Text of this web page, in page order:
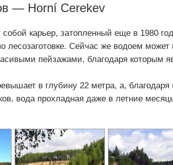
— Horní Cerekev
карьер, затопленный еще в 1980
лесозаготовке. Сейчас же водоем может
пейзажами, благодаря которым
в глубину 22 метра, а,
вода прохладная даже в летние